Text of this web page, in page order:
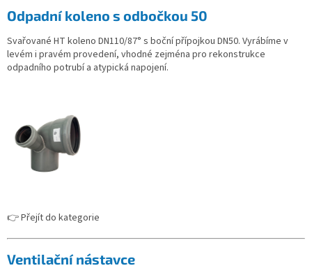
Odpadní koleno s odbočkou 50
Svařované HT koleno DN110/87° s boční přípojkou DN50. Vyrábíme v
levém i pravém provedení, vhodné zejména pro rekonstrukce
odpadního potrubí a atypická napojení.
👉 Přejít do kategorie
Ventilační nástavce